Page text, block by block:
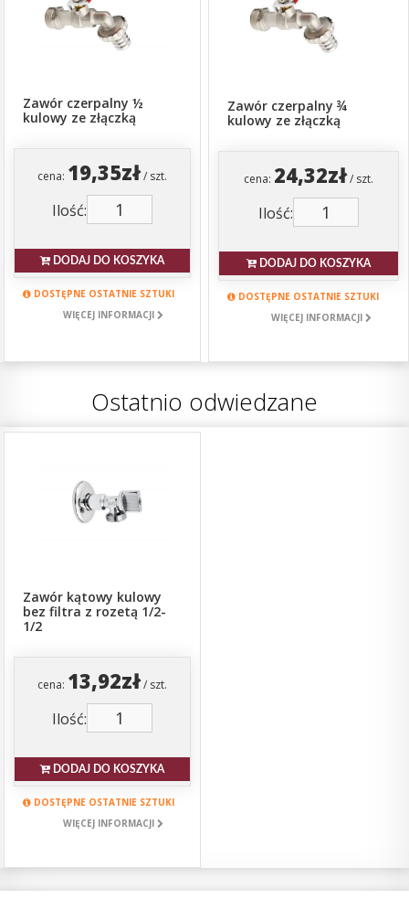
Zawór czerpalny ½
kulowy ze złączką
cena: 19,35zł/ szt.
Ilość:
DODAJ DO KOSZYKA
DOSTĘPNE OSTATNIE SZTUKI
WIĘCEJ INFORMACJI
Zawór czerpalny ¾
kulowy ze złączką
cena: 24,32zł/ szt.
Ilość:
DODAJ DO KOSZYKA
DOSTĘPNE OSTATNIE SZTUKI
WIĘCEJ INFORMACJI
Ostatnio odwiedzane
Zawór kątowy kulowy
bez filtra z rozetą 1/2-
1/2
cena: 13,92zł/ szt.
Ilość:
DODAJ DO KOSZYKA
DOSTĘPNE OSTATNIE SZTUKI
WIĘCEJ INFORMACJI